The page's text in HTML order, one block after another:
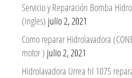
Servicio y Reparación Bomba
(ingles) julio 2, 2021
Como reparar Hidrolavadora
motor ) julio 2, 2021
Hidrolavadora Urrea hl 1075